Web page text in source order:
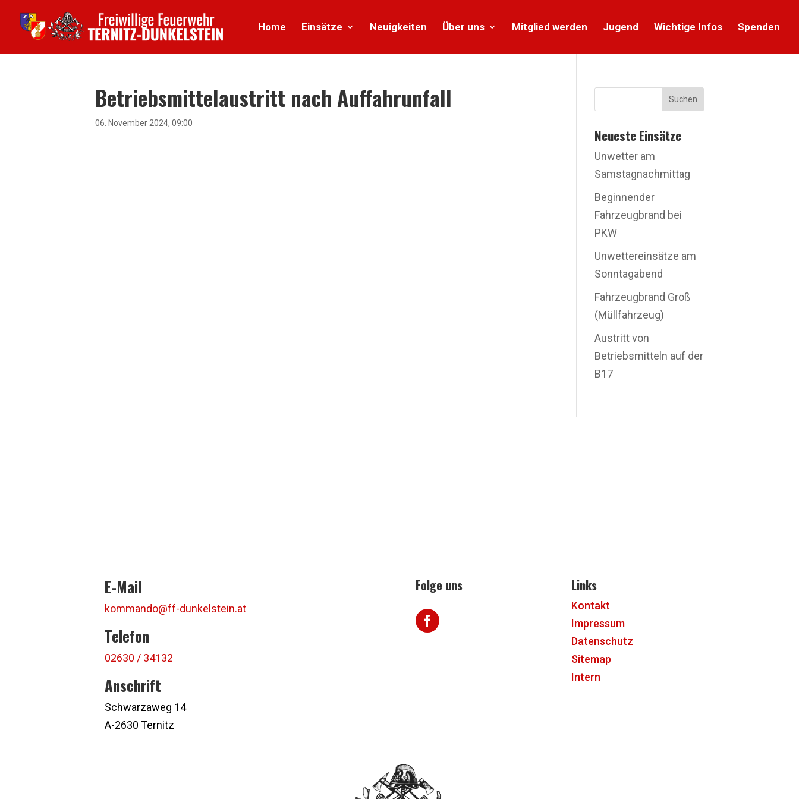
Home Einsätze Neuigkeiten Über uns Mitglied werden Jugend Wichtige Infos Spenden
Betriebsmittelaustritt nach Auffahrunfall
06. November 2024, 09:00
Suchen
Neueste Einsätze
Unwetter am
Samstagnachmittag
Beginnender
Fahrzeugbrand bei
PKW
Unwettereinsätze am
Sonntagabend
Fahrzeugbrand Groß
(Müllfahrzeug)
Austritt von
Betriebsmitteln auf der
B17
E-Mail
kommando@ff-dunkelstein.at
Telefon
02630 / 34132
Anschrift
Schwarzaweg 14
A-2630 Ternitz
Folge uns Links
Kontakt
Impressum
Datenschutz
Sitemap
Intern